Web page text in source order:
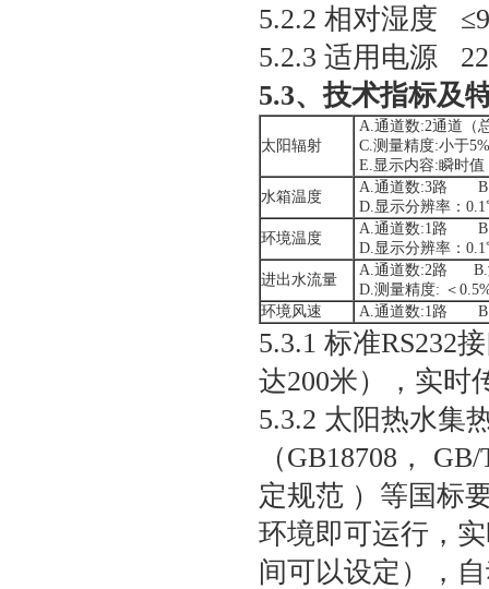
5.2.2 相对湿度
5.2.3 适用电源
5.3、技术指标及
太阳辐射
A.通道数:2通道（
C.测量精度:小
E.显示内容:瞬时
水箱温度
A.通道数:3路 B.
D.显示分辨率：
环境温度
A.通道数:1路
D.显示分辨率：
进出水流量
A.通道数:2路 B.
D.测量精度: ＜
环境风速
A.通道数:1路 B.
5.3.1 标准RS232
达200米），实时
5.3.2 太阳热水集
（GB18708，
定规范 ）等国标
环境即可运行，
间可以设定），